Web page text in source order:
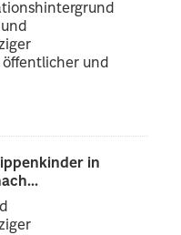
und
in